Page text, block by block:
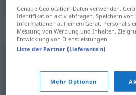
Synonyme für
turnusmäßig,wechselnd,
Genaue Geolocation-Daten verwenden.
Identifikation aktiv abfragen. Speichern
Informationen auf einem Gerät.
Messung von Werbung und Inhalten,
Entwicklung von Dienstleistungen.
Liste der Partner (Lieferanten)
Mehr Optionen